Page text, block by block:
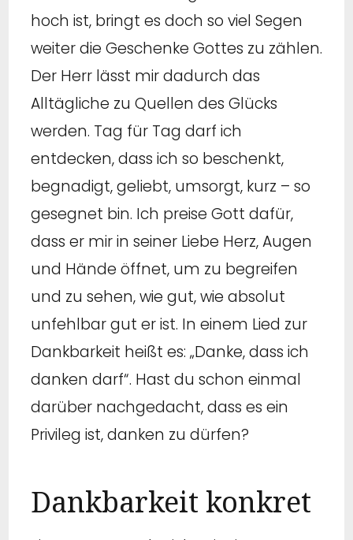
hoch ist, bringt es doch so viel Segen
weiter die Geschenke Gottes zu zählen.
Der Herr lässt mir dadurch das
Alltägliche zu Quellen des Glücks
werden. Tag für Tag darf ich
entdecken, dass ich so beschenkt,
begnadigt, geliebt, umsorgt, kurz – so
gesegnet bin. Ich preise Gott dafür,
dass er mir in seiner Liebe Herz, Augen
und Hände öffnet, um zu begreifen
und zu sehen, wie gut, wie absolut
unfehlbar gut er ist. In einem Lied zur
Dankbarkeit heißt es: „Danke, dass ich
danken darf“. Hast du schon einmal
darüber nachgedacht, dass es ein
Privileg ist, danken zu dürfen?
Dankbarkeit konkret